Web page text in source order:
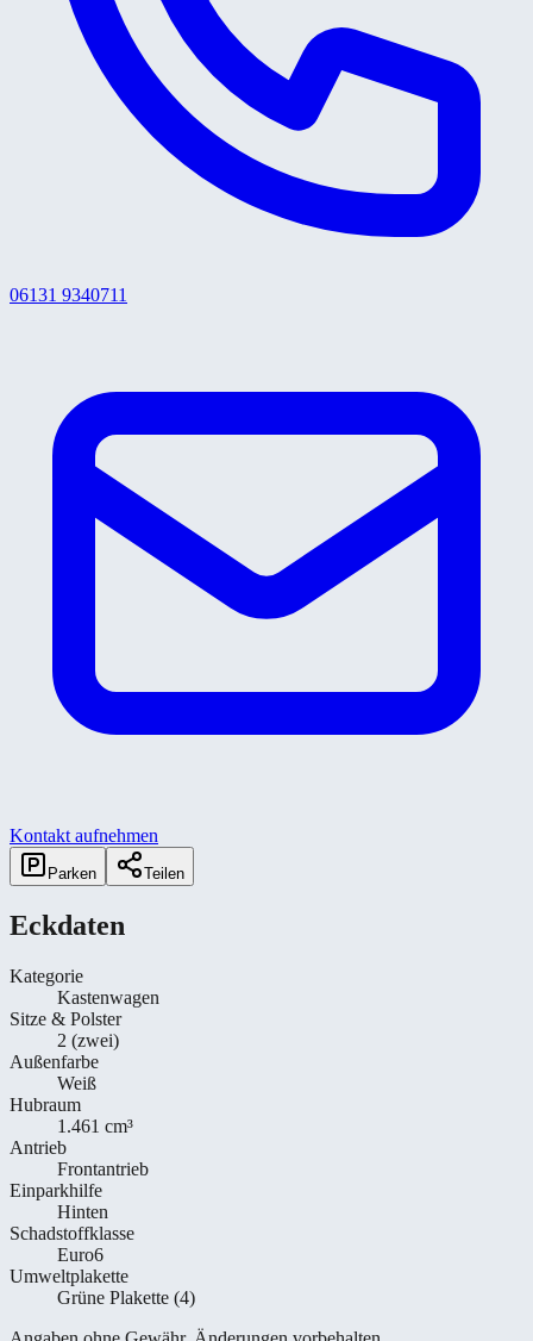
06131 9340711
Kontakt aufnehmen
Parken Teilen
Eckdaten
Kategorie
Kastenwagen
Sitze & Polster
2 (zwei)
Außenfarbe
Weiß
Hubraum
1.461 cm³
Antrieb
Frontantrieb
Einparkhilfe
Hinten
Schadstoffklasse
Euro6
Umweltplakette
Grüne Plakette (4)